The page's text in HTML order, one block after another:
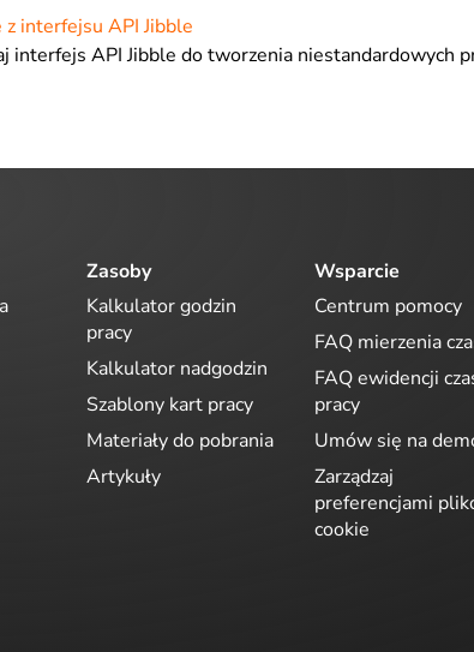
z interfejsu API Jibble
interfejs API Jibble do tworzenia niestandardowych
Zasoby
Kalkulator godzin
pracy
Kalkulator nadgodzin
Szablony kart pracy
Materiały do pobrania
Artykuły
Wsparcie
Centrum pomocy
FAQ mierzenia
FAQ ewidencji
pracy
Umów się na
Zarządzaj
preferencjami
cookie